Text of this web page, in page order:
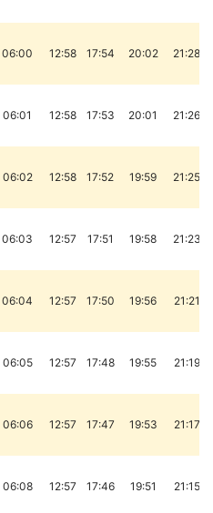
06:00 12:58 17:54 20:02 21:28
06:01 12:58 17:53 20:01 21:26
06:02 12:58 17:52 19:59 21:25
06:03 12:57 17:51 19:58 21:23
06:04 12:57 17:50 19:56 21:21
06:05 12:57 17:48 19:55 21:19
06:06 12:57 17:47 19:53 21:17
06:08 12:57 17:46 19:51 21:15